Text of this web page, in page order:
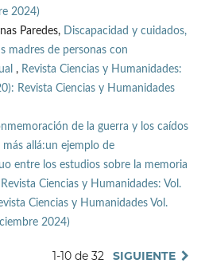
2024)
Paredes, Discapacidad y cuidados,
madres de personas con
, Revista Ciencias y Humanidades:
Revista Ciencias y Humanidades
de la guerra y los caídos
allá:un ejemplo de
entre los estudios sobre la memoria
Revista Ciencias y Humanidades: Vol.
Ciencias y Humanidades Vol.
2024)
1-10 de 32 SIGUIENTE